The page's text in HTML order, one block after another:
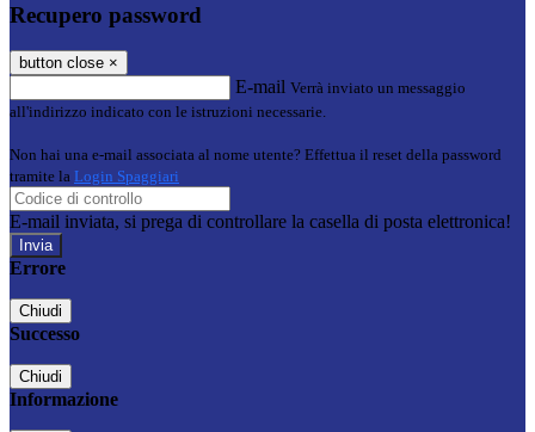
Recupero password
button close ×
E-mail Verrà inviato un messaggio
all'indirizzo indicato con le istruzioni necessarie.
Non hai una e-mail associata al nome utente? Effettua il reset della password
tramite la Login Spaggiari
E-mail inviata, si prega di controllare la casella di posta elettronica!
Errore
Chiudi
Successo
Chiudi
Informazione